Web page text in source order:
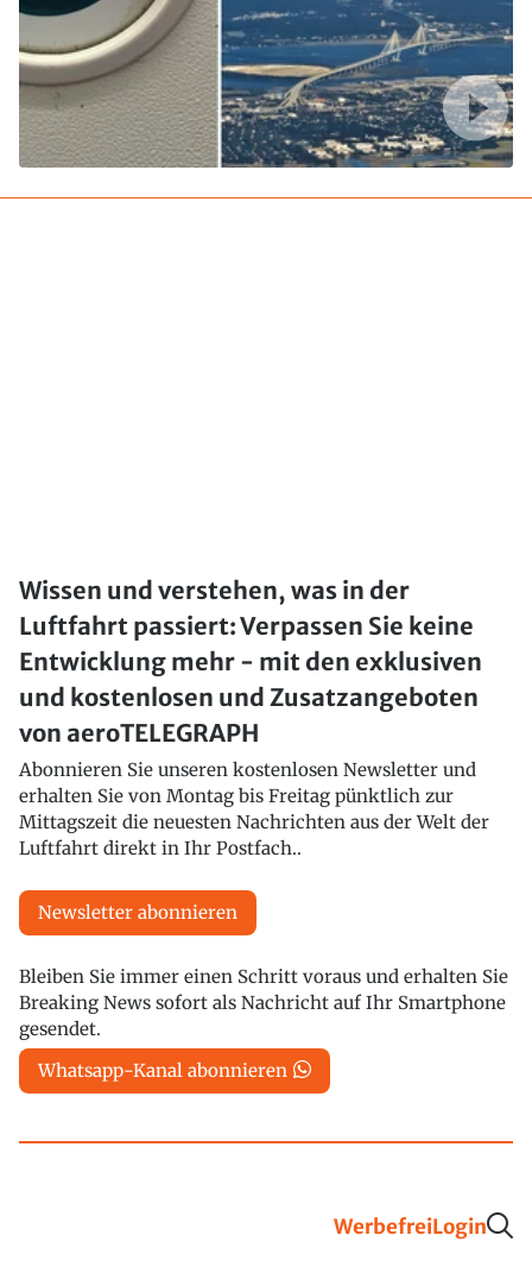
Wissen und verstehen, was in der
Luftfahrt passiert: Verpassen Sie keine
Entwicklung mehr - mit den exklusiven
und kostenlosen und Zusatzangeboten
von aeroTELEGRAPH
Abonnieren Sie unseren kostenlosen Newsletter und
erhalten Sie von Montag bis Freitag pünktlich zur
Mittagszeit die neuesten Nachrichten aus der Welt der
Luftfahrt direkt in Ihr Postfach..
Newsletter abonnieren
Bleiben Sie immer einen Schritt voraus und erhalten Sie
Breaking News sofort als Nachricht auf Ihr Smartphone
gesendet.
Whatsapp-Kanal abonnieren
WerbefreiLogin